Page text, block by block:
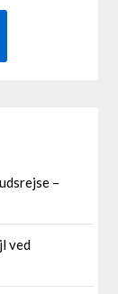
–
ved